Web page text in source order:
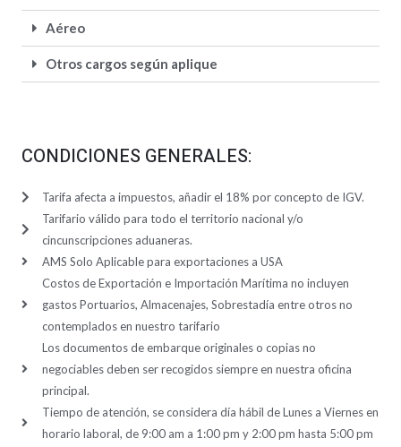
Aéreo
Otros cargos según aplique
CONDICIONES GENERALES:
Tarifa afecta a impuestos, añadir el 18% por concepto de IGV.
Tarifario válido para todo el territorio nacional y/o
cincunscripciones aduaneras.
AMS Solo Aplicable para exportaciones a USA
Costos de Exportación e Importación Marítima no incluyen
gastos Portuarios, Almacenajes, Sobrestadía entre otros no
contemplados en nuestro tarifario
Los documentos de embarque originales o copias no
negociables deben ser recogidos siempre en nuestra oficina
principal.
Tiempo de atención, se considera día hábil de Lunes a Viernes en
horario laboral, de 9:00 am a 1:00 pm y 2:00 pm hasta 5:00 pm